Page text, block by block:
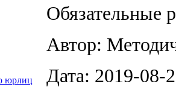
юрлиц
Обязательные
Автор:
Дата: 2019-08-